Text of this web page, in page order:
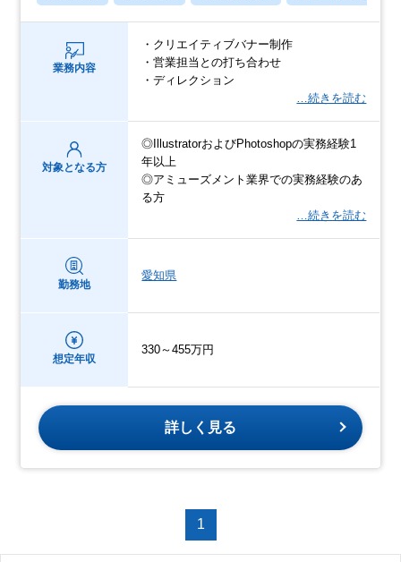
業務内容
・クリエイティブバナー制作
・営業担当との打ち合わせ
・ディレクション
…続きを読む
対象となる方
◎IllustratorおよびPhotoshopの実務経験1
年以上
◎アミューズメント業界での実務経験のあ
る方
…続きを読む
勤務地
愛知県
想定年収
330～455万円
詳しく見る
1